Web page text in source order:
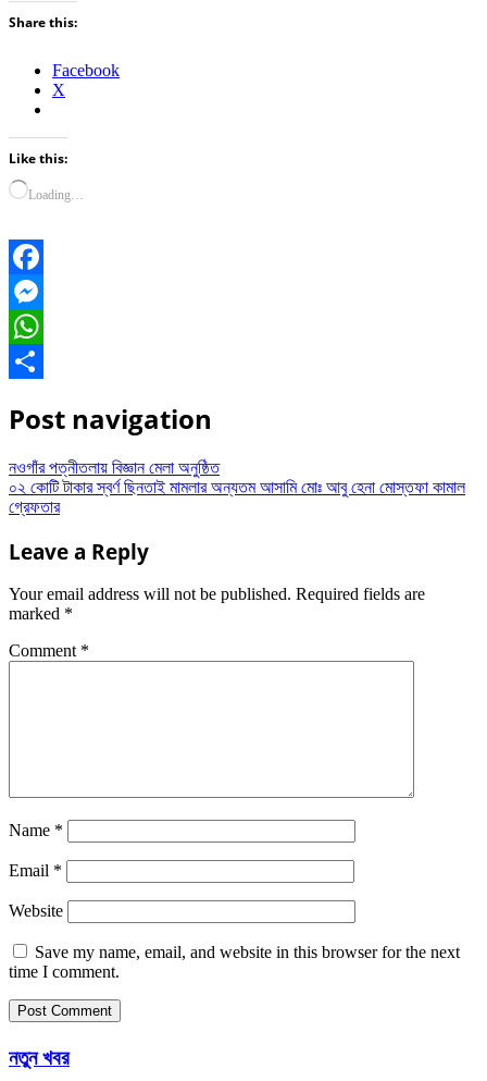
Share this:
Facebook
X
Like this:
Loading…
Facebook
Messenger
WhatsApp
Post navigation
নওগাঁর পত্নীতলায় বিজ্ঞান মেলা অনুষ্ঠিত
০২ কোটি টাকার স্বর্ণ ছিনতাই মামলার অন্যতম আসামি মোঃ আবু হেনা মোস্তফা কামাল
গ্রেফতার
Leave a Reply
Your email address will not be published. Required fields are
marked *
Comment *
Name *
Email *
Website
Save my name, email, and website in this browser for the next
time I comment.
নতুন খবর